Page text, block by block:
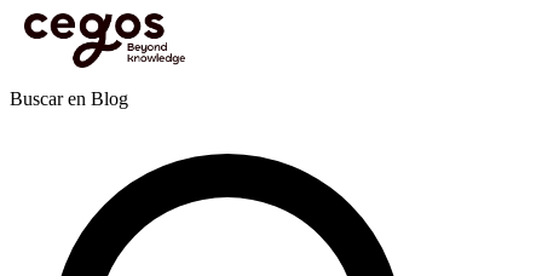
Skip to main content
Estás aquí:Inicio > Actualidades
crear un Plan de Sucesión Efectivo para asegurar el Liderazgo Empresarial
Publicaciones
Buscar en Blog